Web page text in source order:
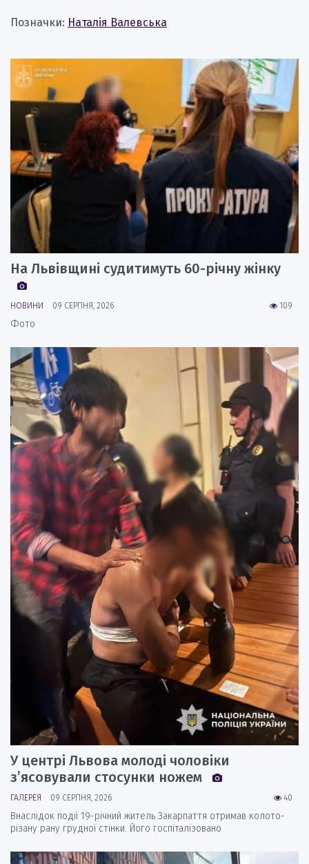
Позначки: Наталія Валевська
На Львівщині судитимуть 60-річну жінку
109
НОВИНИ 09 СЕРПНЯ, 2026
Фото
У центрі Львова молоді чоловіки
з’ясовували стосунки ножем
40
ГАЛЕРЕЯ 09 СЕРПНЯ, 2026
Внаслідок події 19-річний житель Закарпаття отримав колото-
різану рану грудної стінки. Його госпіталізовано